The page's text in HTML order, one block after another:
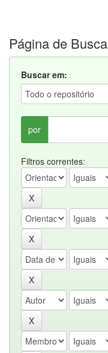
Página de Busca
Buscar em:
por
Filtros correntes: